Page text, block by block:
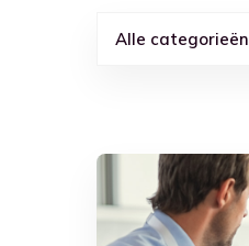
Alle categorieën